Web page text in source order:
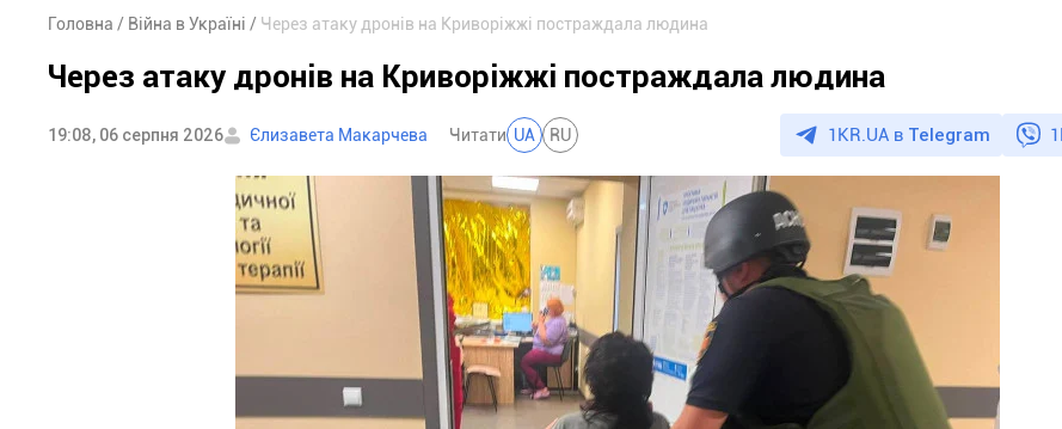
Головна Війна в Україні Через атаку дронів на Криворіжжі постраждала людина
Через атаку дронів на Криворіжжі постраждала людина
19:08, 06 серпня 2026 Єлизавета Макарчева Читати UA RU 1KR.UA в Telegram